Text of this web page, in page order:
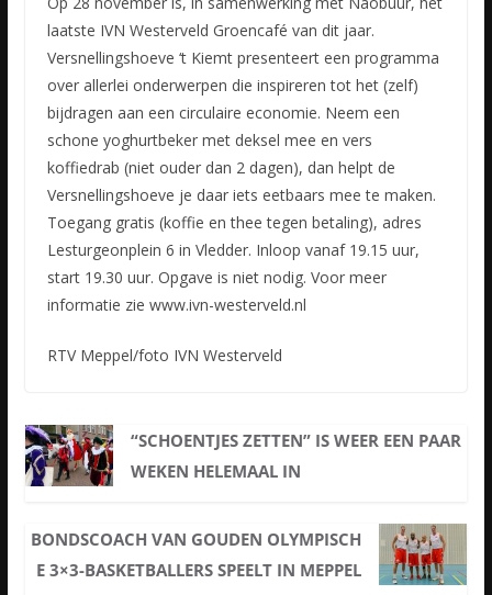
laatste IVN Westerveld Groencafé van dit jaar.
Versnellingshoeve ‘t Kiemt presenteert een programma
over allerlei onderwerpen die inspireren tot het (zelf)
bijdragen aan een circulaire economie. Neem een
schone yoghurtbeker met deksel mee en vers
koffiedrab (niet ouder dan 2 dagen), dan helpt de
Versnellingshoeve je daar iets eetbaars mee te maken.
Toegang gratis (koffie en thee tegen betaling), adres
Lesturgeonplein 6 in Vledder. Inloop vanaf 19.15 uur,
start 19.30 uur. Opgave is niet nodig. Voor meer
informatie zie www.ivn-westerveld.nl
RTV Meppel/foto IVN Westerveld
“SCHOENTJES ZETTEN” IS WEER EEN PAAR
WEKEN HELEMAAL IN
BONDSCOACH VAN GOUDEN OLYMPISCH
E 3×3-BASKETBALLERS SPEELT IN MEPPEL